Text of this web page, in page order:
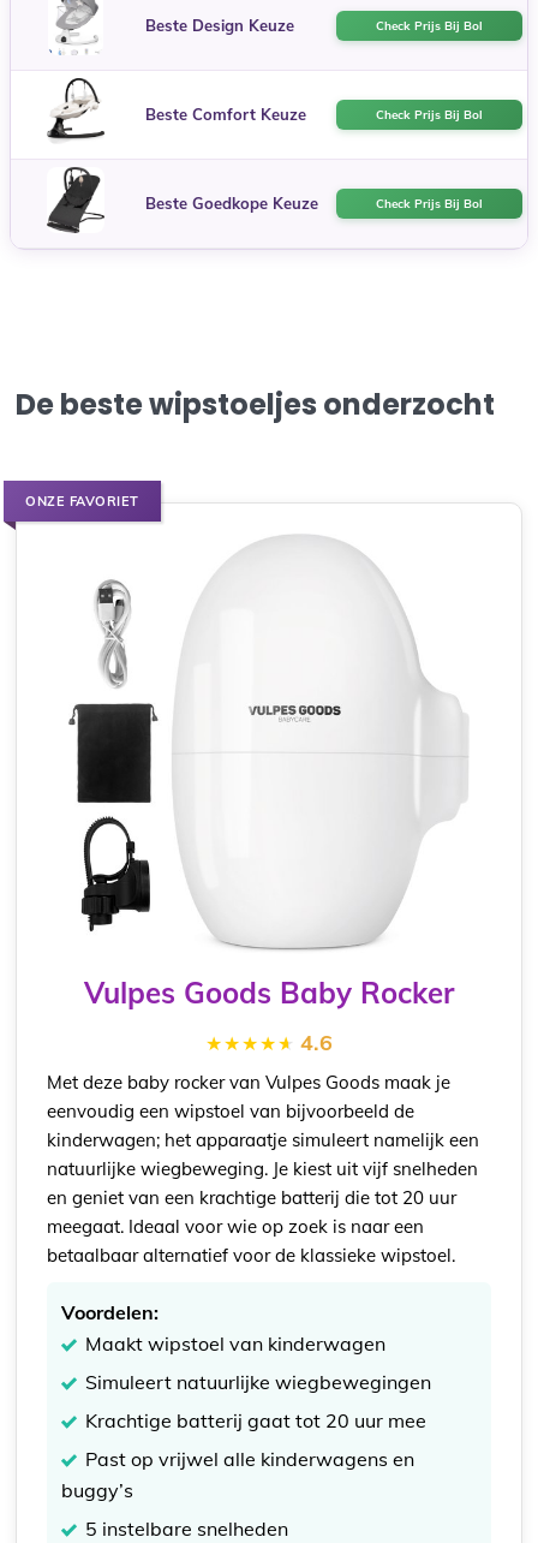
Beste Design Keuze Check Prijs Bij Bol
Beste Comfort Keuze Check Prijs Bij Bol
Beste Goedkope Keuze Check Prijs Bij Bol
De beste wipstoeljes onderzocht
ONZE FAVORIET
Vulpes Goods Baby Rocker
4.6
Met deze baby rocker van Vulpes Goods maak je
eenvoudig een wipstoel van bijvoorbeeld de
kinderwagen; het apparaatje simuleert namelijk een
natuurlijke wiegbeweging. Je kiest uit vijf snelheden
en geniet van een krachtige batterij die tot 20 uur
meegaat. Ideaal voor wie op zoek is naar een
betaalbaar alternatief voor de klassieke wipstoel.
Voordelen:
Maakt wipstoel van kinderwagen
Simuleert natuurlijke wiegbewegingen
Krachtige batterij gaat tot 20 uur mee
Past op vrijwel alle kinderwagens en
buggy’s
5 instelbare snelheden